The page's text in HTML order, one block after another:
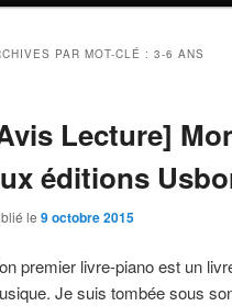
PAR MOT-CLÉ : 3-6 ANS
Lecture]
éditions
le 9 octobre 2015
premier livre-piano est un
Je suis tombée sous